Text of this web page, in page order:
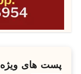
پست های ویژه